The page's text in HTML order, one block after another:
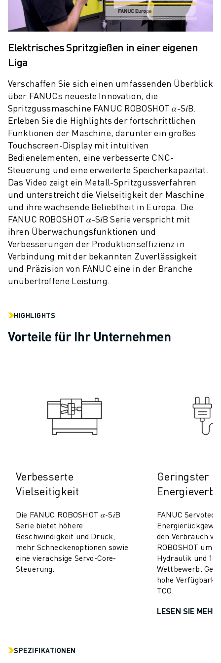
FALLBEISPIELE
LÖSUNGEN
ALLE BRANCHEN
LUFT- UND RAUMFAHRT
ELEKTRISCHE FAHRZEUGE
LEBENSMITTEL UND GETRÄNKE
MEDIZIN
KUNSTSTOFFE
LAGERHALTUNG, LOGISTIK, POST & PAKET
APPLIKATIONEN
ALLE APPLIKATIONEN
5-ACHS-BEARBEITUNG
LICHTBOGENSCHWEISSEN
MONTAGE
CNC-SCHLEIFEN
CNC-FRÄSEN
CNC-DREHEN
HOCHGESCHWINDIGKEITSBOHREN UND -GEWINDESCHNEIDEN
SPRITZGUSS
LACKIEREN
PALETTIEREN
KUNDENBETREUUNG
FIELD & WARTUNG
WIEDERAUFBEREITUNG
DIGITALE SERVICE TOOLS
DOWNLOAD CENTER » MYFANUC
TRAINING & AUSBILDUNG
FANUC AKADEMIE
BRANCHEN-LÖSUNGEN
LÖSUNGEN FÜR DIE AUSBILDUNG
ÜBER FANUC
Elektrisches Spritzgießen in einer eigenen
Liga
Verschaffen Sie sich einen umfassenden Überblick
über FANUCs neueste Innovation, die
Spritzgussmaschine FANUC ROBOSHOT 𝛼-S𝑖B.
Erleben Sie die Highlights der fortschrittlichen
Funktionen der Maschine, darunter ein großes
Touchscreen-Display mit intuitiven
Bedienelementen, eine verbesserte CNC-
Steuerung und eine erweiterte Speicherkapazität.
Das Video zeigt ein Metall-Spritzgussverfahren
und unterstreicht die Vielseitigkeit der Maschine
und ihre wachsende Beliebtheit in Europa. Die
FANUC ROBOSHOT 𝛼-S𝑖B Serie verspricht mit
ihren Überwachungsfunktionen und
Verbesserungen der Produktionseffizienz in
Verbindung mit der bekannten Zuverlässigkeit
und Präzision von FANUC eine in der Branche
unübertroffene Leistung.
HIGHLIGHTS
Vorteile für Ihr Unternehmen
Verbesserte
Vielseitigkeit
Die FANUC ROBOSHOT 𝛼-S𝑖B
Serie bietet höhere
Geschwindigkeit und Druck,
mehr Schneckenoptionen sowie
eine vierachsige Servo-Core-
Steuerung.
Geringster
FANUC
den Verbrauch
ROBOSHOT um
Hydraulik und
Wettbewerb.
hohe
TCO.
LESEN SIE MEHR
SPEZIFIKATIONEN